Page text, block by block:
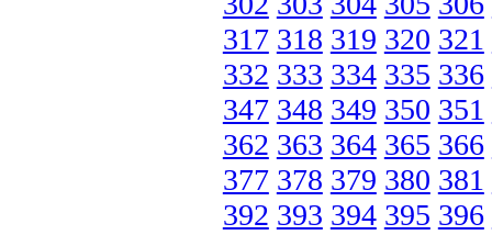
317 318 319 320 321
332 333 334 335 336
347 348 349 350 351
362 363 364 365 366
377 378 379 380 381
392 393 394 395 396